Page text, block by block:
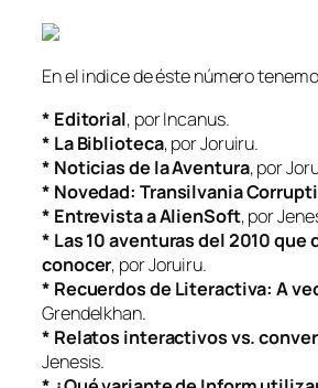
En el indice de éste número
* Editorial, por Incanus.
* La Biblioteca, por Joruiru.
* Noticias de la Aventura, por
* Novedad: Transilvania
* Entrevista a AlienSoft, por
* Las 10 aventuras del 2010 que
conocer, por Joruiru.
* Recuerdos de Literactiva: A
Grendelkhan.
* Relatos interactivos vs.
Jenesis.